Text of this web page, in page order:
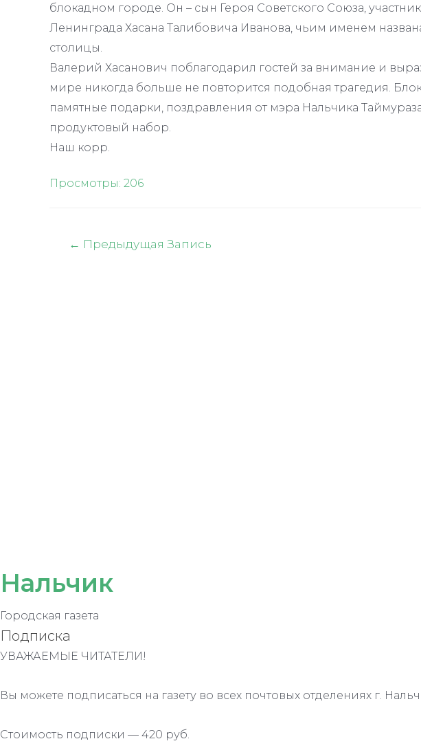
блокадном городе. Он – сын Героя Советского Союза,
Ленинграда Хасана Талибовича Иванова, чьим именем
столицы.
Валерий Хасанович поблагодарил гостей за внимание и
мире никогда больше не повторится подобная трагедия.
памятные подарки, поздравления от мэра Нальчика
продуктовый набор.
Наш корр.
Просмотры: 206
Навигация
← Предыдущая Запись
Нальчик
Городская газета
Подписка
УВАЖАЕМЫЕ ЧИТАТЕЛИ!
Вы можете подписаться на газету во всех почтовых отделениях г.
Стоимость подписки — 420 руб.